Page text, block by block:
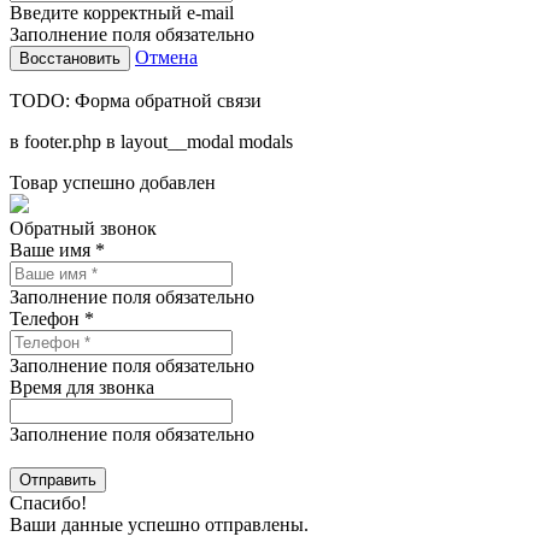
Введите корректный e-mail
Заполнение поля обязательно
Отмена
TODO: Форма обратной связи
в footer.php в layout__modal modals
Товар успешно добавлен
Обратный звонок
Ваше имя *
Заполнение поля обязательно
Телефон *
Заполнение поля обязательно
Время для звонка
Заполнение поля обязательно
Спасибо!
Ваши данные успешно отправлены.